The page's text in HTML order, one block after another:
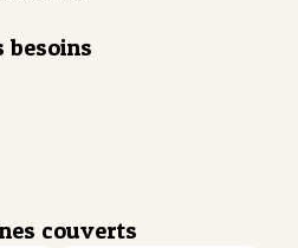
besoins
couverts